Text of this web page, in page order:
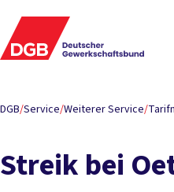
DGB/Service/Weiterer Service/
Streik bei